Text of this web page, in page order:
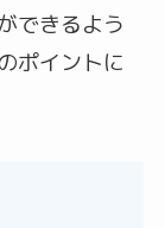
できるよう
ポイントに